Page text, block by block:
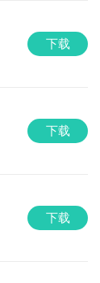
下载
下载
下载